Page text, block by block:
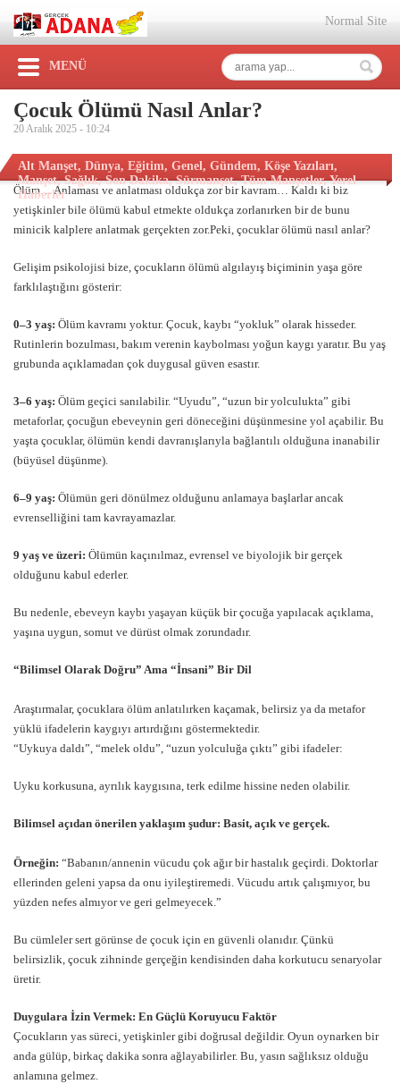
Normal Site
MENÜ
Çocuk Ölümü Nasıl Anlar?
20 Aralık 2025 - 10:24
Alt Manşet, Dünya, Eğitim, Genel, Gündem, Köşe Yazıları,
Manşet,Sağlık,Son Dakika,Sürmanşet,Tüm Manşetler,Yerel
Haberler
Ölüm… Anlaması ve anlatması oldukça zor bir kavram… Kaldı ki biz
yetişkinler bile ölümü kabul etmekte oldukça zorlanırken bir de bunu
minicik kalplere anlatmak gerçekten zor.Peki, çocuklar ölümü nasıl anlar?
Gelişim psikolojisi bize, çocukların ölümü algılayış biçiminin yaşa göre
farklılaştığını gösterir:
0–3 yaş: Ölüm kavramı yoktur. Çocuk, kaybı “yokluk” olarak hisseder.
Rutinlerin bozulması, bakım verenin kaybolması yoğun kaygı yaratır. Bu yaş
grubunda açıklamadan çok duygusal güven esastır.
3–6 yaş: Ölüm geçici sanılabilir. “Uyudu”, “uzun bir yolculukta” gibi
metaforlar, çocuğun ebeveynin geri döneceğini düşünmesine yol açabilir. Bu
yaşta çocuklar, ölümün kendi davranışlarıyla bağlantılı olduğuna inanabilir
(büyüsel düşünme).
6–9 yaş: Ölümün geri dönülmez olduğunu anlamaya başlarlar ancak
evrenselliğini tam kavrayamazlar.
9 yaş ve üzeri: Ölümün kaçınılmaz, evrensel ve biyolojik bir gerçek
olduğunu kabul ederler.
Bu nedenle, ebeveyn kaybı yaşayan küçük bir çocuğa yapılacak açıklama,
yaşına uygun, somut ve dürüst olmak zorundadır.
“Bilimsel Olarak Doğru” Ama “İnsani” Bir Dil
Araştırmalar, çocuklara ölüm anlatılırken kaçamak, belirsiz ya da metafor
yüklü ifadelerin kaygıyı artırdığını göstermektedir.
“Uykuya daldı”, “melek oldu”, “uzun yolculuğa çıktı” gibi ifadeler:
Uyku korkusuna, ayrılık kaygısına, terk edilme hissine neden olabilir.
Bilimsel açıdan önerilen yaklaşım şudur: Basit, açık ve gerçek.
Örneğin: “Babanın/annenin vücudu çok ağır bir hastalık geçirdi. Doktorlar
ellerinden geleni yapsa da onu iyileştiremedi. Vücudu artık çalışmıyor, bu
yüzden nefes almıyor ve geri gelmeyecek.”
Bu cümleler sert görünse de çocuk için en güvenli olanıdır. Çünkü
belirsizlik, çocuk zihninde gerçeğin kendisinden daha korkutucu senaryolar
üretir.
Duygulara İzin Vermek: En Güçlü Koruyucu Faktör
Çocukların yas süreci, yetişkinler gibi doğrusal değildir. Oyun oynarken bir
anda gülüp, birkaç dakika sonra ağlayabilirler. Bu, yasın sağlıksız olduğu
anlamına gelmez.